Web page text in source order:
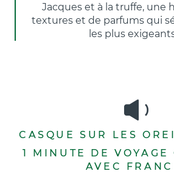
Jacques et à la truffe, une
textures et de parfums qui
les plus
CASQUE SUR LES
1 MINUTE DE
AVEC